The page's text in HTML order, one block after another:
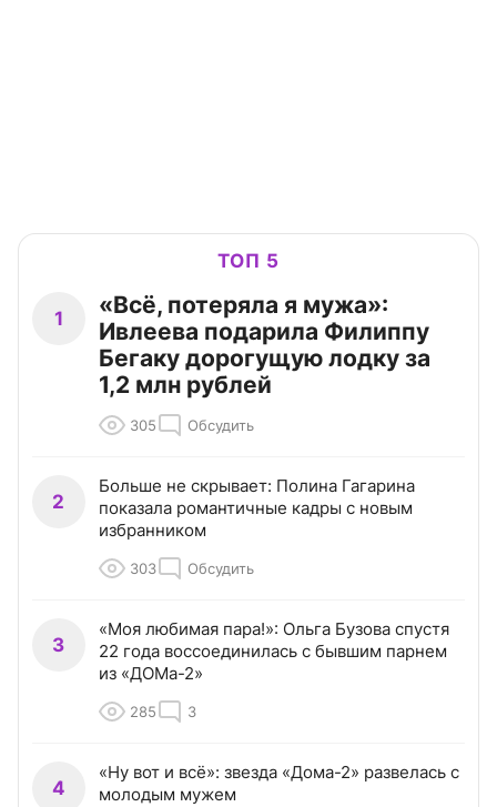
ТОП 5
1
«Всё, потеряла я мужа»:
Ивлеева подарила Филиппу
Бегаку дорогущую лодку за
1,2 млн рублей
305 Обсудить
2
Больше не скрывает: Полина Гагарина
показала романтичные кадры с новым
избранником
303 Обсудить
3
«Моя любимая пара!»: Ольга Бузова спустя
22 года воссоединилась с бывшим парнем
из «ДОМа-2»
285 3
4
«Ну вот и всё»: звезда «Дома-2» развелась с
молодым мужем